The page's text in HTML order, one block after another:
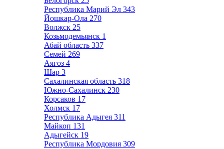
Республика Марий Эл 343
Йошкар-Ола 270
Волжск 25
Козьмодемьянск 1
Абай область 337
Семей 269
Аягоз 4
Шар 3
Сахалинская область 318
Южно-Сахалинск 230
Корсаков 17
Холмск 17
Республика Адыгея 311
Майкоп 131
Адыгейск 19
Республика Мордовия 309